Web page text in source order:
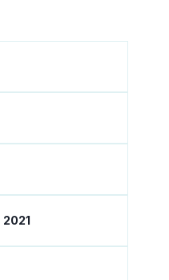
2021